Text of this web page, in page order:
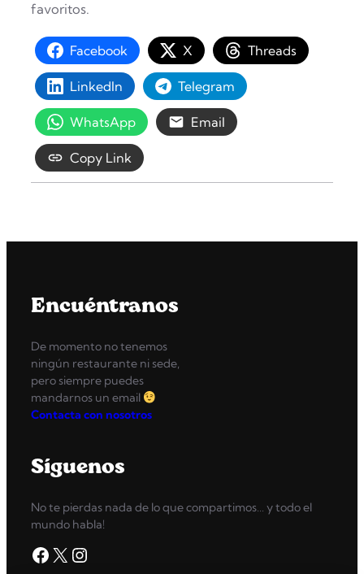
favoritos.
Facebook X Threads
LinkedIn Telegram
WhatsApp Email
Copy Link
Encuéntranos
De momento no tenemos
ningún restaurante ni sede,
pero siempre puedes
mandarnos un email
Contacta con nosotros
Síguenos
No te pierdas nada de lo que compartimos… y todo el
mundo habla!
Facebook X Instagram